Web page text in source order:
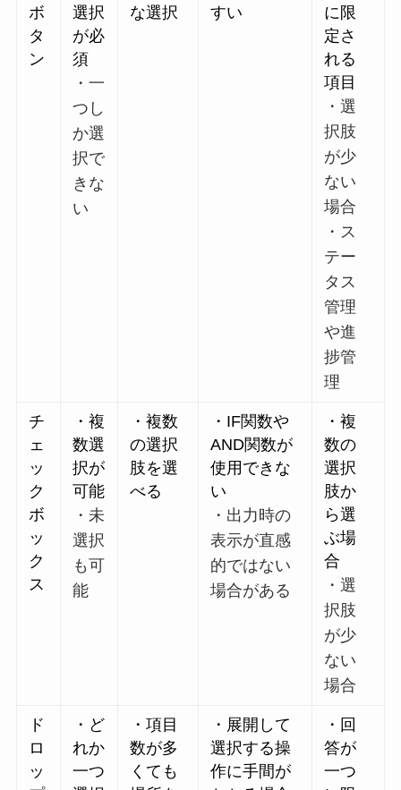
ボ
タ
ン
選択
が必
須
・一
つし
か選
択で
きな
い
な選択
すい
に限
定さ
れる
項目
・選
択肢
が少
ない
場合
・ス
テー
タス
管理
や進
捗管
理
チ
ェ
ッ
ク
ボ
ッ
ク
ス
・複
数選
択が
可能
・未
選択
も可
能
・複数
の選択
肢を選
べる
・IF関数や
AND関数が
使用できな
い
・出力時の
表示が直感
的ではない
場合がある
・複
数の
選択
肢か
ら選
ぶ場
合
・選
択肢
が少
ない
場合
ド
ロ
ッ
・ど
れか
一つ
・項目
数が多
くても
・展開して
選択する操
作に手間が
・回
答が
一つ